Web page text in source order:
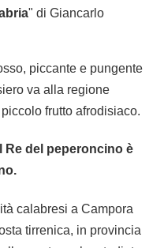
" di Giancarlo
piccante e pungente
va alla regione
frutto afrodisiaco.
Re del peperoncino è
calabresi a Campora
tirrenica, in provincia